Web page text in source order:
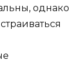
однако